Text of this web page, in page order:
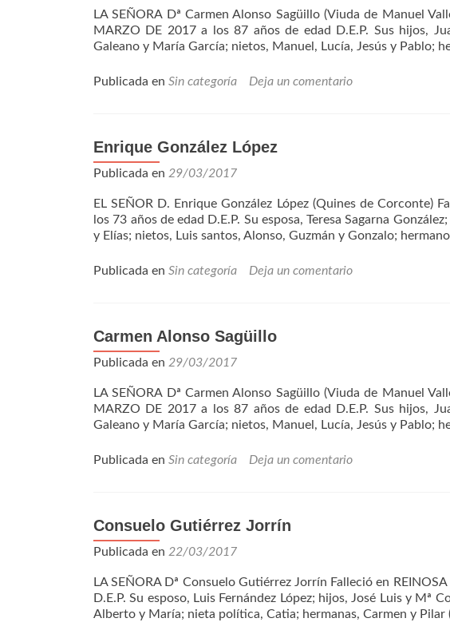
LA SEÑORA Dª Carmen Alonso Sagüillo (Viuda de Manuel
MARZO DE 2017 a los 87 años de edad D.E.P. Sus hijos,
Galeano y María García; nietos, Manuel, Lucía, Jesús y Pablo;
Publicada en Sin categoría Deja un comentario
Enrique González López
Publicada en 29/03/2017
EL SEÑOR D. Enrique González López (Quines de Corconte)
los 73 años de edad D.E.P. Su esposa, Teresa Sagarna
y Elías; nietos, Luis santos, Alonso, Guzmán y Gonzalo;
Publicada en Sin categoría Deja un comentario
Carmen Alonso Sagüillo
Publicada en 29/03/2017
LA SEÑORA Dª Carmen Alonso Sagüillo (Viuda de Manuel
MARZO DE 2017 a los 87 años de edad D.E.P. Sus hijos,
Galeano y María García; nietos, Manuel, Lucía, Jesús y Pablo;
Publicada en Sin categoría Deja un comentario
Consuelo Gutiérrez Jorrín
Publicada en 22/03/2017
LA SEÑORA Dª Consuelo Gutiérrez Jorrín Falleció en
D.E.P. Su esposo, Luis Fernández López; hijos, José Luis y Mª
Alberto y María; nieta política, Catia; hermanas, Carmen y Pilar